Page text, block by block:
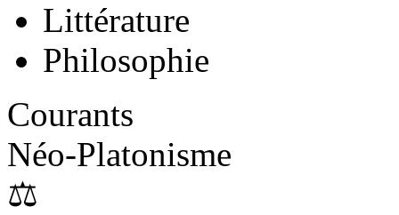
Littérature
Philosophie
Courants
Néo-Platonisme
⚖